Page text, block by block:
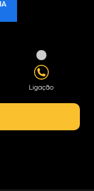
Ligação